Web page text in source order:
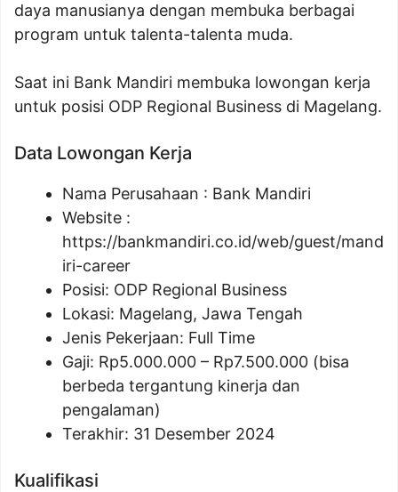
daya manusianya dengan membuka berbagai
program untuk talenta-talenta muda.
Saat ini Bank Mandiri membuka lowongan kerja
untuk posisi ODP Regional Business di Magelang.
Data Lowongan Kerja
Nama Perusahaan : Bank Mandiri
Website :
https://bankmandiri.co.id/web/guest/mand
iri-career
Posisi: ODP Regional Business
Lokasi: Magelang, Jawa Tengah
Jenis Pekerjaan: Full Time
Gaji: Rp5.000.000 – Rp7.500.000 (bisa
berbeda tergantung kinerja dan
pengalaman)
Terakhir: 31 Desember 2024
Kualifikasi